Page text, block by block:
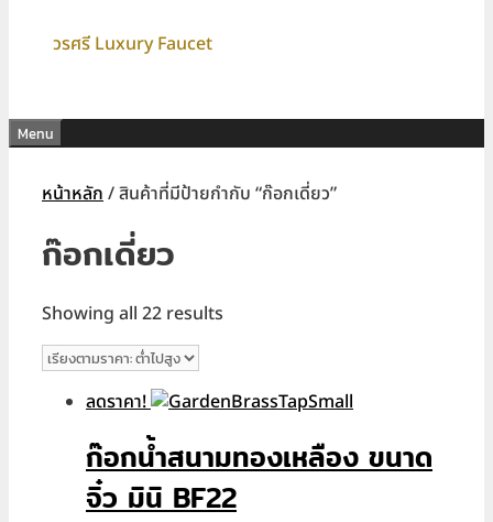
วรศรี Luxury Faucet
Menu
หน้าหลัก / สินค้าที่มีป้ายกำกับ “ก๊อกเดี่ยว”
ก๊อกเดี่ยว
Showing all 22 results
low
to
ลดราคา!
ก๊อกน้ำสนามทองเหลือง ขนาด
จิ๋ว มินิ BF22